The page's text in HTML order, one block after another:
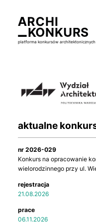
platforma konkursów architektonicznych
aktualne
2026-029
Konkurs na opracowanie
wielorodzinnego przy ul.
21.08.2026
06.11.2026